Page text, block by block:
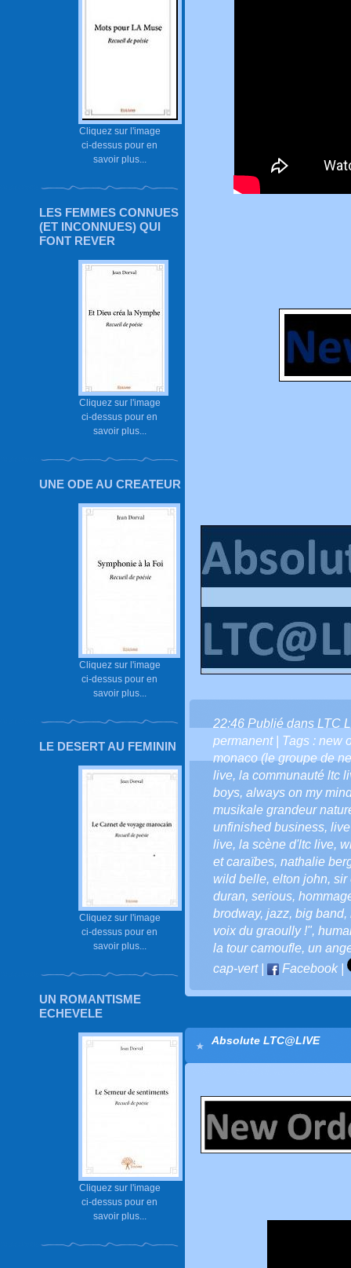
Cliquez sur l'image
ci-dessus pour en
savoir plus...
LES FEMMES CONNUES
(ET INCONNUES) QUI
FONT REVER
Cliquez sur l'image
ci-dessus pour en
savoir plus...
UNE ODE AU CREATEUR
Cliquez sur l'image
ci-dessus pour en
savoir plus...
LE DESERT AU FEMININ
Cliquez sur l'image
ci-dessus pour en
savoir plus...
UN ROMANTISME
ECHEVELE
Cliquez sur l'image
ci-dessus pour en
savoir plus...
22:46 Publié dans LTC
permanent| Tags : new
monaco (le groupe de
live, la communauté ltc
boys, always on my
musikale grandeur
unfinished business,
live, la scène d'ltc live,
et caraïbes, nathalie
wild belle, elton john, sir
duran, serious,
brodway, jazz, big band,
voix du graoully !",
la tour camoufle, un
cap-vert| Facebook|
Absolute LTC@LIVE